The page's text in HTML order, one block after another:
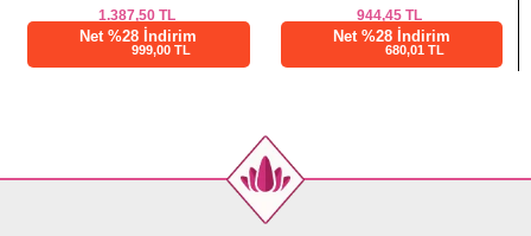
944,45TL
Net %28 İndirim
680,01 TL
812,50TL
Net %28 İndirim
585,01 TL